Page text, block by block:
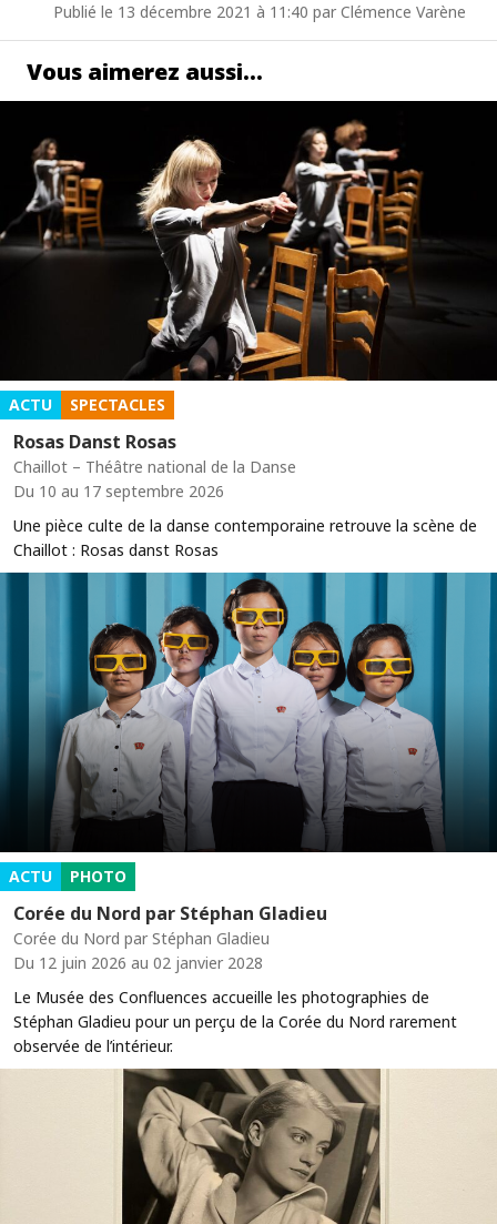
Publié le 13 décembre 2021 à 11:40 par Clémence Varène
Vous aimerez aussi…
ACTU SPECTACLES
Rosas Danst Rosas
Chaillot – Théâtre national de la Danse
Du 10 au 17 septembre 2026
Une pièce culte de la danse contemporaine retrouve la scène de
Chaillot : Rosas danst Rosas
ACTU PHOTO
Corée du Nord par Stéphan Gladieu
Corée du Nord par Stéphan Gladieu
Du 12 juin 2026 au 02 janvier 2028
Le Musée des Confluences accueille les photographies de
Stéphan Gladieu pour un perçu de la Corée du Nord rarement
observée de l’intérieur.